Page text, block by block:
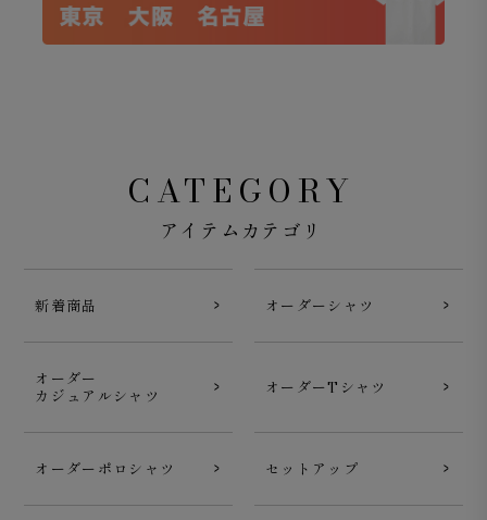
CATEGORY
アイテムカテゴリ
新着商品 オーダーシャツ
オーダー
カジュアルシャツ
オーダーTシャツ
オーダーポロシャツ セットアップ